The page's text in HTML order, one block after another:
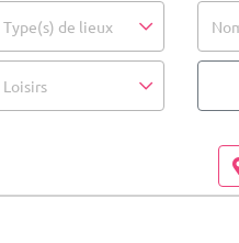
Type(s) de lieux
Loisirs